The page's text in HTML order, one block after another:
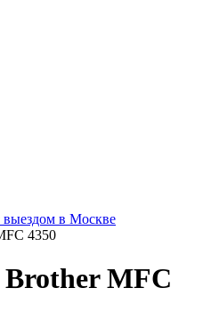
в Москве
4350
MFC